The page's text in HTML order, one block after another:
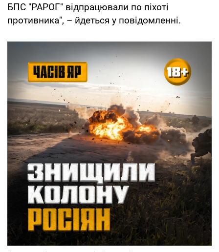
БПС "РАРОГ" відпрацювали по піхоті
противника", – йдеться у повідомленні.